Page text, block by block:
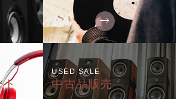
USED SALE
中古品販売